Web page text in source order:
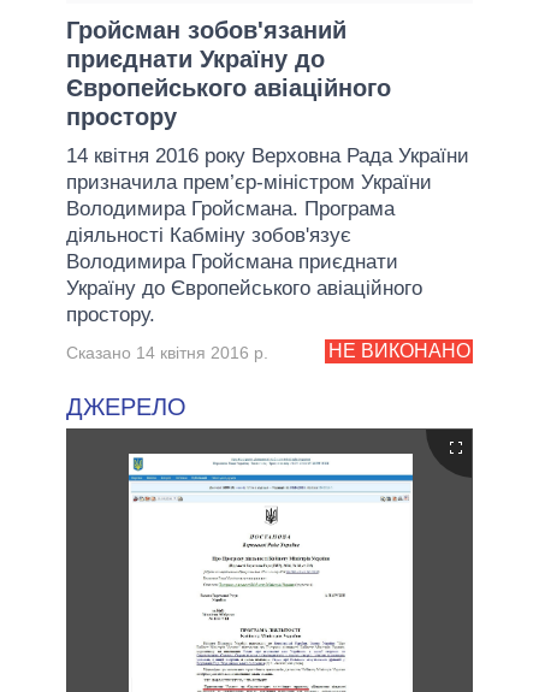
ДАЙДЖЕСТИ
ВЕРХОВНА РАДА
КАБІНЕТ МІНІСТРІВ
ГОЛОВИ ОБЛАДМІНІСТРАЦІЙ
МЕРИ МІСТ
ВСІ ПЕРСОНИ
ПІДТРИМАТИ
ПОРІВНЯННЯ ПОЛІТИКІВ
Гройсман зобов'язаний
приєднати Україну до
Європейського авіаційного
простору
14 квітня 2016 року Верховна Рада України
призначила прем’єр-міністром України
Володимира Гройсмана. Програма
діяльності Кабміну зобов'язує
Володимира Гройсмана приєднати
Україну до Європейського авіаційного
простору.
НЕ ВИКОНАНО
Сказано 14 квітня 2016 р.
ДЖЕРЕЛО